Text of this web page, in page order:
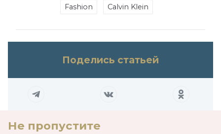
Fashion Calvin Klein
Поделись статьей
Не пропустите